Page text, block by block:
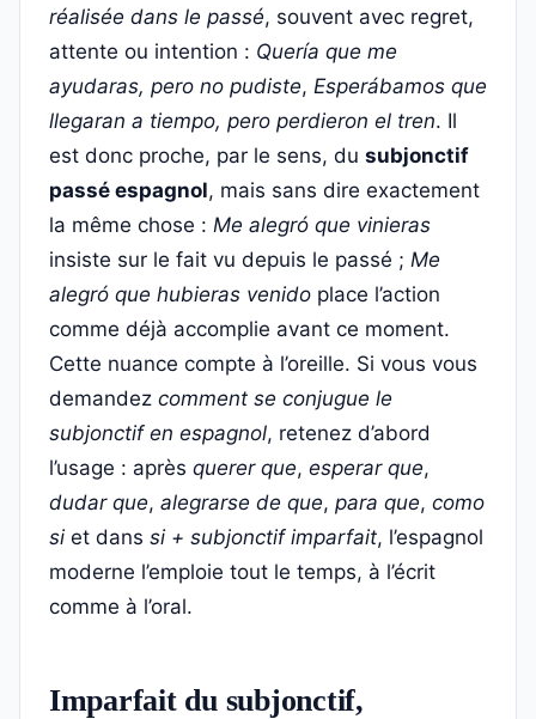
réalisée dans le passé, souvent avec regret,
attente ou intention : Quería que me
ayudaras, pero no pudiste, Esperábamos que
llegaran a tiempo, pero perdieron el tren. Il
est donc proche, par le sens, du subjonctif
passé espagnol, mais sans dire exactement
la même chose : Me alegró que vinieras
insiste sur le fait vu depuis le passé ; Me
alegró que hubieras venido place l’action
comme déjà accomplie avant ce moment.
Cette nuance compte à l’oreille. Si vous vous
demandez comment se conjugue le
subjonctif en espagnol, retenez d’abord
l’usage : après querer que, esperar que,
dudar que, alegrarse de que, para que, como
siet dans si + subjonctif imparfait, l’espagnol
moderne l’emploie tout le temps, à l’écrit
comme à l’oral.
Imparfait du subjonctif,